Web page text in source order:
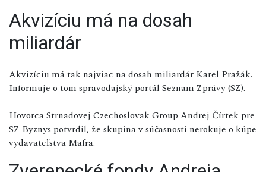
Akvizíciu má na dosah
miliardár
Akvizíciu má tak najviac na dosah miliardár Karel Pražák.
Informuje o tom spravodajský portál Seznam Zprávy (SZ).
Hovorca Strnadovej Czechoslovak Group Andrej Čírtek pre
SZ Byznys potvrdil, že skupina v súčasnosti nerokuje o kúpe
vydavateľstva Mafra.